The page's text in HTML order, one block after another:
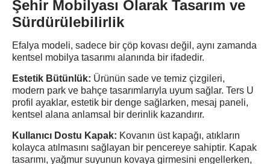
Şehir Mobilyası Olarak Tasarım ve
Sürdürülebilirlik
Efalya modeli, sadece bir çöp kovası değil, aynı zamanda
kentsel mobilya tasarımı alanında bir ifadedir.
Estetik Bütünlük: Ürünün sade ve temiz çizgileri,
modern park ve bahçe tasarımlarıyla uyum sağlar. Ters U
profil ayaklar, estetik bir denge sağlarken, mesaj paneli,
kentsel alana anlamsal bir derinlik kazandırır.
Kullanıcı Dostu Kapak: Kovanın üst kapağı, atıkların
kolayca atılmasını sağlayan bir pencereye sahiptir. Kapak
tasarımı, yağmur suyunun kovaya girmesini engellerken,